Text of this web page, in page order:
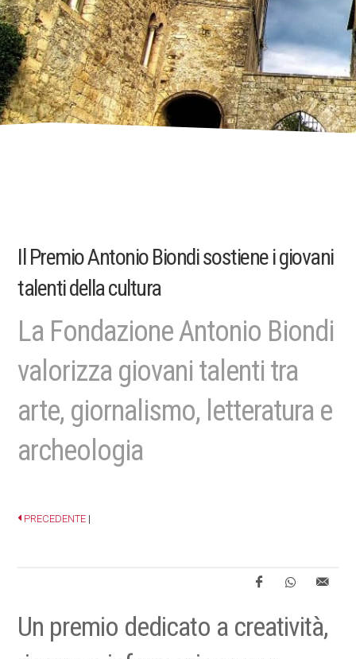
Il Premio Antonio Biondi sostiene i giovani
talenti della cultura
La Fondazione Antonio Biondi
valorizza giovani talenti tra
arte, giornalismo, letteratura e
archeologia
PRECEDENTE |
Un premio dedicato a creatività,